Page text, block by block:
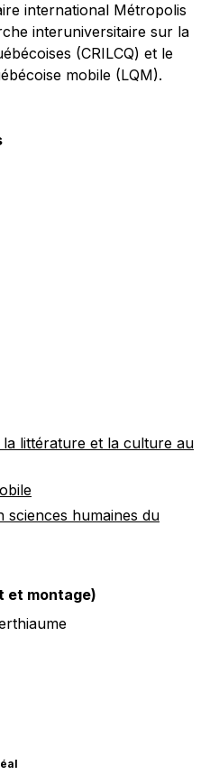
international Métropolis
interuniversitaire sur la
(CRILCQ) et le
mobile (LQM).
littérature et la culture au
sciences humaines du
et montage)